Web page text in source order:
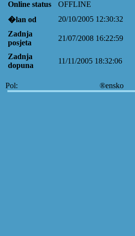
Online status
OFFLINE
�lan od
20/10/2005 12:30:32
Zadnja
posjeta
21/07/2008 16:22:59
Zadnja
dopuna
11/11/2005 18:32:06
Pol: ®ensko